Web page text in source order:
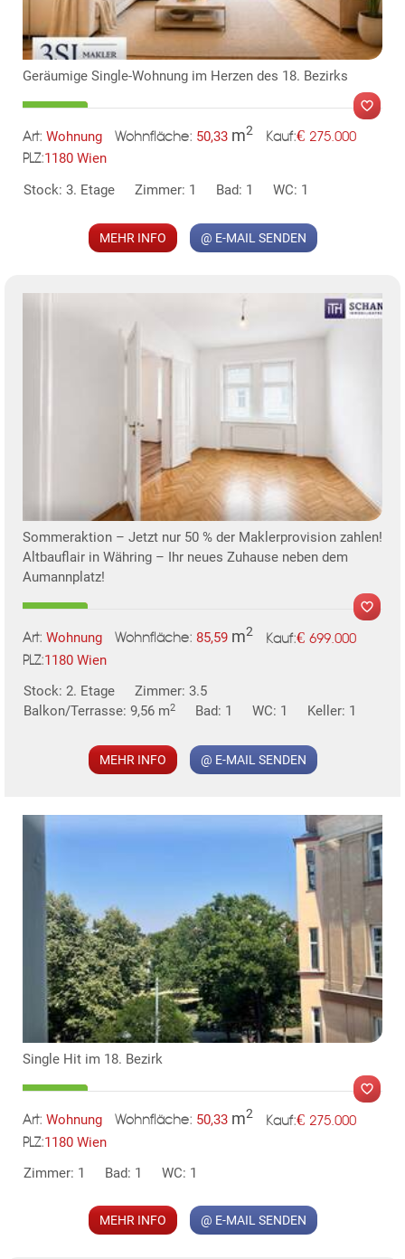
TE
KLIS
Geräumige Single-Wohnung im Herzen des 18. Bezirks
Art: Wohnung Wohnfläche: 50,33 m2 Kauf:€ 275.000
PLZ:1180 Wien
Stock: 3. Etage
Zimmer: 1 Bad: 1 WC: 1
MEHR INFO @ E-MAIL SENDEN
Sommeraktion – Jetzt nur 50 % der Maklerprovision zahlen!
Altbauflair in Währing – Ihr neues Zuhause neben dem
Aumannplatz!
Art: Wohnung Wohnfläche: 85,59 m2 Kauf:€ 699.000
PLZ:1180 Wien
Stock: 2. Etage
Zimmer: 3.5
Balkon/Terrasse: 9,56 m2 Bad: 1 WC: 1 Keller: 1
MEHR INFO @ E-MAIL SENDEN
Single Hit im 18. Bezirk
Art: Wohnung Wohnfläche: 50,33 m2 Kauf:€ 275.000
PLZ:1180 Wien
Zimmer: 1
Bad: 1 WC: 1
MEHR INFO @ E-MAIL SENDEN